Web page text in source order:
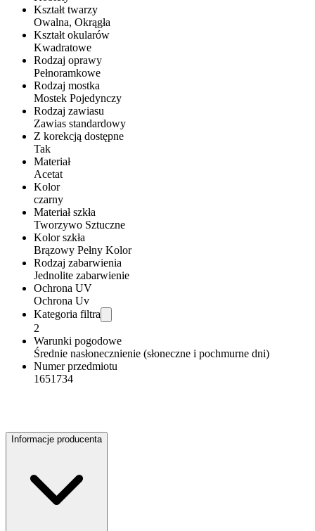
Kształt twarzy
Owalna, Okrągła
Kształt okularów
Kwadratowe
Rodzaj oprawy
Pełnoramkowe
Rodzaj mostka
Mostek Pojedynczy
Rodzaj zawiasu
Zawias standardowy
Z korekcją dostępne
Tak
Materiał
Acetat
Kolor
czarny
Materiał szkła
Tworzywo Sztuczne
Kolor szkła
Brązowy Pełny Kolor
Rodzaj zabarwienia
Jednolite zabarwienie
Ochrona UV
Ochrona Uv
Kategoria filtra
2
Warunki pogodowe
Średnie nasłonecznienie (słoneczne i pochmurne dni)
Numer przedmiotu
1651734
Informacje producenta